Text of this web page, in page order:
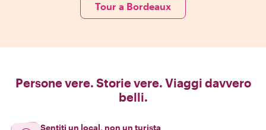
Tour a Bordeaux
Persone vere. Storie vere. Viaggi davvero
belli.
Sentiti un local, non un turista